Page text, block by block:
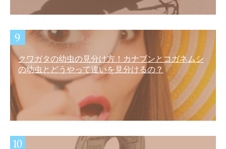
クワガタの幼虫の見分け方！カナブンとコガネムシ
の幼虫とどうやって違いを見分けるの？